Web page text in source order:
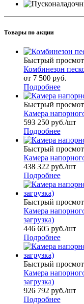
Товары по акции
Быстрый
Комбинезон
от 7 500 руб.
Подробнее
Быстрый
Камера
593 250 руб./шт
Подробнее
Быстрый
Камера
438 322 руб./шт
Подробнее
Быстрый
Камера
загрузка)
446 605 руб./шт
Подробнее
Быстрый
Камера
загрузка)
926 792 руб./шт
Подробнее